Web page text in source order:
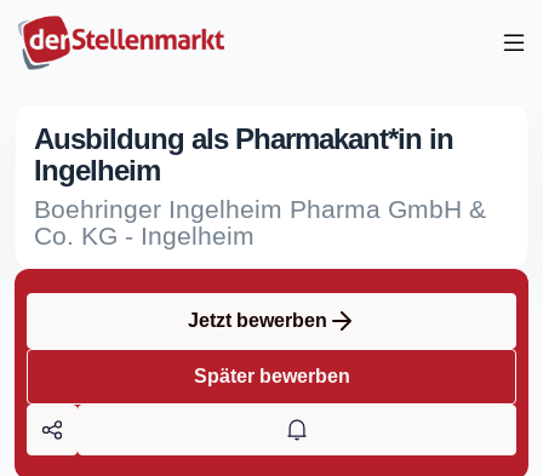
Ausbildung als Pharmakant*in in
Ingelheim
Boehringer Ingelheim Pharma GmbH &
Co. KG - Ingelheim
Jetzt bewerben
Später bewerben